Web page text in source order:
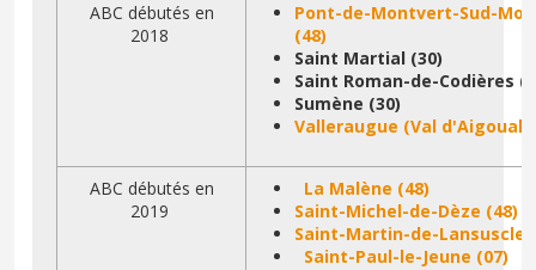
ABC débutés en
2018
Pont-de-Montvert-Sud-
(48)
Saint Martial (30)
Saint Roman-de-Codières
Sumène (30)
Valleraugue (Val d'Aigoual
ABC débutés en
2019
La Malène (48)
Saint-Michel-de-Dèze (48)
Saint-Martin-de-Lansuscle
Saint-Paul-le-Jeune (07)